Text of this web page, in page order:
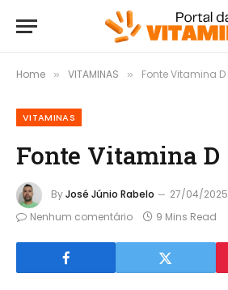
Home » VITAMINAS » Fonte Vitamina D
VITAMINAS
Fonte Vitamina D
ByJosé Júnio Rabelo
27/04/2025
Nenhum comentário
9 Mins Read